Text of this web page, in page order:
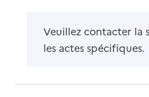
Veuillez contacter
les actes spécifiques.